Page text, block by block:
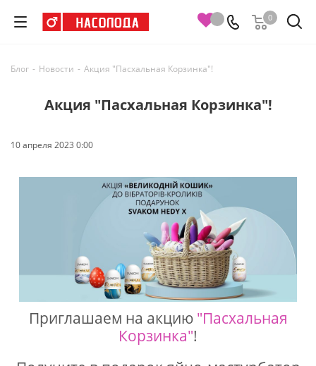
0
Блог - Новости - Акция "Пасхальная Корзинка"!
Акция "Пасхальная Корзинка"!
10 апреля 2023 0:00
Приглашаем на акцию "Пасхальная
Корзинка"!